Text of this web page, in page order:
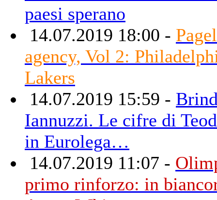
paesi sperano
14.07.2019 18:00 -
agency, Vol 2:
Lakers
14.07.2019 15:59 -
Iannuzzi. Le cifre di
in Eurolega…
14.07.2019 11:07 -
primo rinforzo: in